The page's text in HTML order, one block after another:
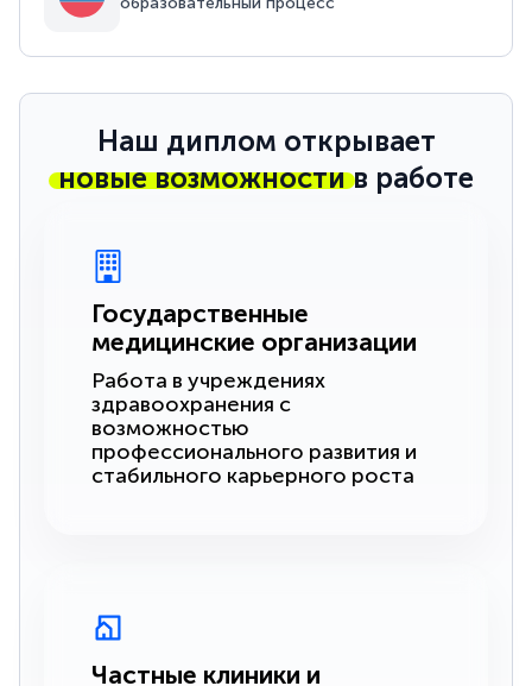
Наш диплом открывает
новые возможностив работе
Государственные
медицинские организации
Работа в учреждениях
здравоохранения с
возможностью
профессионального развития и
стабильного карьерного роста
Частные клиники и